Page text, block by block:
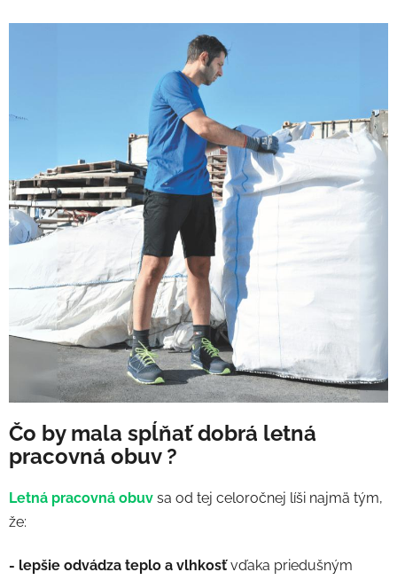
Čo by mala spĺňať dobrá letná
pracovná obuv ?
Letná pracovná obuv sa od tej celoročnej líši najmä tým,
že:
- lepšie odvádza teplo a vlhkosťvďaka priedušným